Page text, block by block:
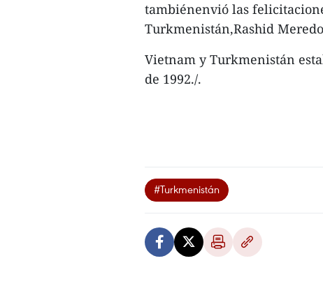
tambiénenvió las
Turkmenistán,Rashid
Vietnam y Turkmenistán
de 1992./.
#Turkmenistán